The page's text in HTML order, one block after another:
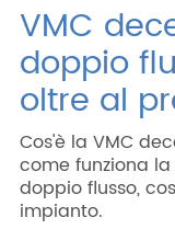
Realizzazioni
Risorse
Blog
Contatti
VMC
doppio
oltre al
Cos'è la VMC
come funziona
doppio flusso,
impianto.